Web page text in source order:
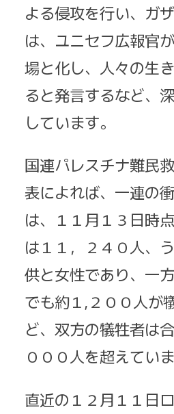
よる侵攻を行い、ガ
は、ユニセフ広報官
場と化し、人々の生
ると発言するなど、
しています。
国連パレスチナ難民
表によれば、一連の
は、１１月１３日時
は１１，２４０人、
供と女性であり、一
でも約１,２００人が
ど、双方の犠牲者は
０００人を超えていま
直近の１２月１１日